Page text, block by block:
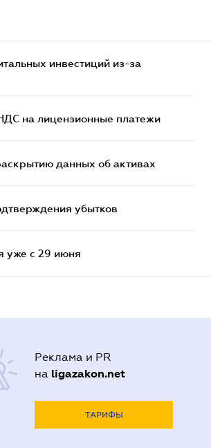
инвестиций из-за
на лицензионные платежи
данных об активах
убытков
уже с 29 июня
Реклама и PR
на ligazakon.net
ТАРИФЫ